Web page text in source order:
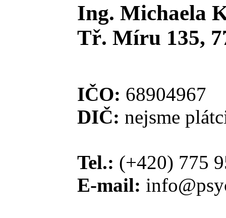
Ing. Michaela
Tř. Míru 135,
IČO: 68904967
DIČ: nejsme
Tel.: (+420) 775
E-mail: